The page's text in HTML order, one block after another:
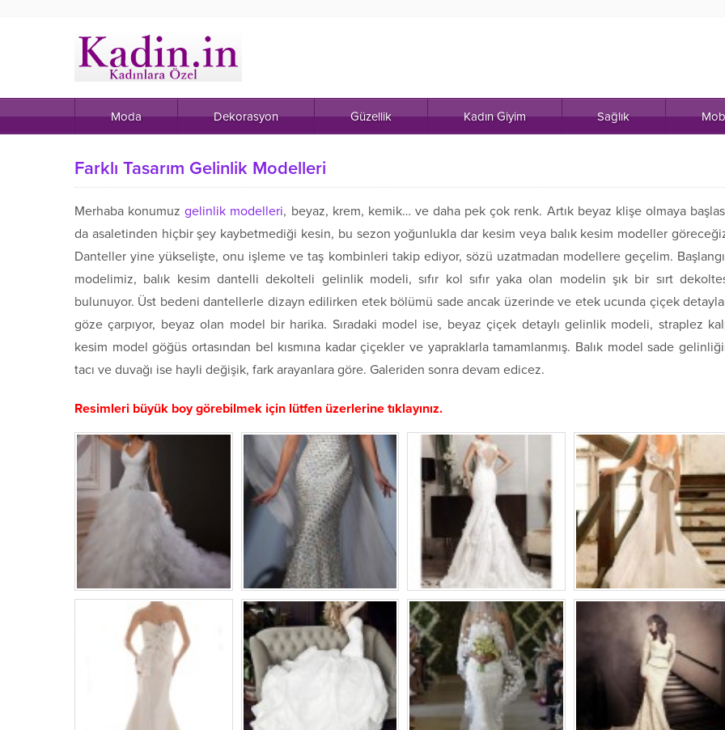
Moda Dekorasyon Güzellik Kadın Giyim Sağlık
Farklı Tasarım Gelinlik Modelleri
Merhaba konumuzgelinlik modelleri, beyaz, krem, kemik… ve daha pek çok renk. Artık beyaz klişe olmaya
da asaletinden hiçbir şey kaybetmediği kesin, bu sezon yoğunlukla dar kesim veya balık kesim modeller
Danteller yine yükselişte, onu işleme ve taş kombinleri takip ediyor, sözü uzatmadan modellere geçelim.
modelimiz, balık kesim dantelli dekolteli gelinlik modeli, sıfır kol sıfır yaka olan modelin şık bir sırt
bulunuyor. Üst bedeni dantellerle dizayn edilirken etek bölümü sade ancak üzerinde ve etek ucunda çiçek
göze çarpıyor, beyaz olan model bir harika. Sıradaki model ise, beyaz çiçek detaylı gelinlik modeli, straplez
kesim model göğüs ortasından bel kısmına kadar çiçekler ve yapraklarla tamamlanmış. Balık model sade
tacı ve duvağı ise hayli değişik, fark arayanlara göre. Galeriden sonra devam edicez.
Resimleri büyük boy görebilmek için lütfen üzerlerine tıklayınız.